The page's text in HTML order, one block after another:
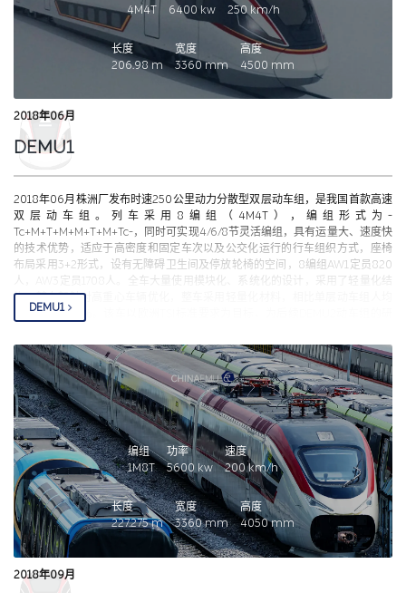
4M4T 6400 kw 250 km/h
长度
206.98m
宽度
3360mm
高度
4500 mm
2018年06月
DEMU1
2018年06月株洲厂发布时速250公里动力分散型双层动车组，是我国首款高速
双层动车组。列车采用8编组（4M4T），编组形式为-
Tc+M+T+M+M+T+M+Tc-，同时可实现4/6/8节灵活编组，具有运量大、速度快
的技术优势，适应于高密度和固定车次以及公交化运行的行车组织方式，座椅
布局采用3+2形式，设有无障碍卫生间及停放轮椅的空间，8编组AW1定员820
人，AW3定员1708人。全车大量使用模块化、系统化的设计，采用了轻量化结
构，转向架针对高重心车辆优化，整车采用轻量化材料，相比单层动车组人均
能耗节约20.6%。该车以欧洲TSI标准要求为目标，为后续DEMU2动车组的研
DEMU1
编组
1M8T
功率
5600 kw
速度
200km/h
长度
227.275m
宽度
3360mm
高度
4050mm
2018年09月